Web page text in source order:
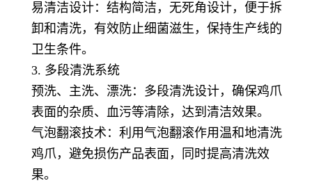
易清洁设计：结构简洁，无死角设计，便于拆
卸和清洗，有效防止细菌滋生，保持生产线的
卫生条件。
3. 多段清洗系统
预洗、主洗、漂洗：多段清洗设计，确保鸡爪
表面的杂质、血污等清除，达到清洁效果。
气泡翻滚技术：利用气泡翻滚作用温和地清洗
鸡爪，避免损伤产品表面，同时提高清洗效
果。